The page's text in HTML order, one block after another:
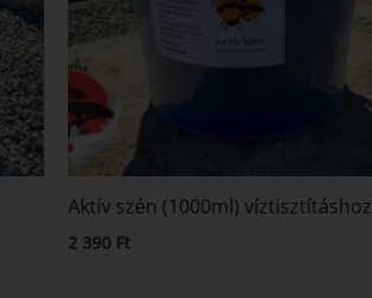
Aktív szén (1000ml) víztisztításhoz
2 390 Ft